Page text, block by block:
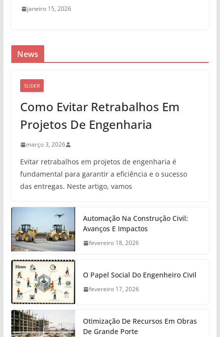
janeiro 15, 2026
News
SLIDER
Como Evitar Retrabalhos Em
Projetos De Engenharia
março 3, 2026
Evitar retrabalhos em projetos de engenharia é
fundamental para garantir a eficiência e o sucesso
das entregas. Neste artigo, vamos
Automação Na Construção Civil:
Avanços E Impactos
fevereiro 18, 2026
O Papel Social Do Engenheiro Civil
fevereiro 17, 2026
Otimização De Recursos Em Obras
De Grande Porte